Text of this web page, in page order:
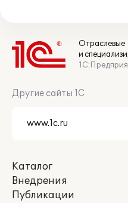
Отраслевые
и
Другие сайты 1С
Каталог
Внедрения
Публикации